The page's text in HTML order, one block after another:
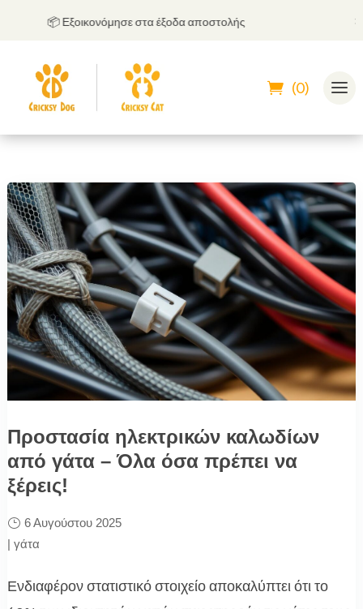
📦 Εξοικονόμησε στα έξοδα αποστολής
(0)
Προστασία ηλεκτρικών καλωδίων
από γάτα – Όλα όσα πρέπει να
ξέρεις!
6 Αυγούστου 2025
| γάτα
Ενδιαφέρον στατιστικό στοιχείο αποκαλύπτει ότι το